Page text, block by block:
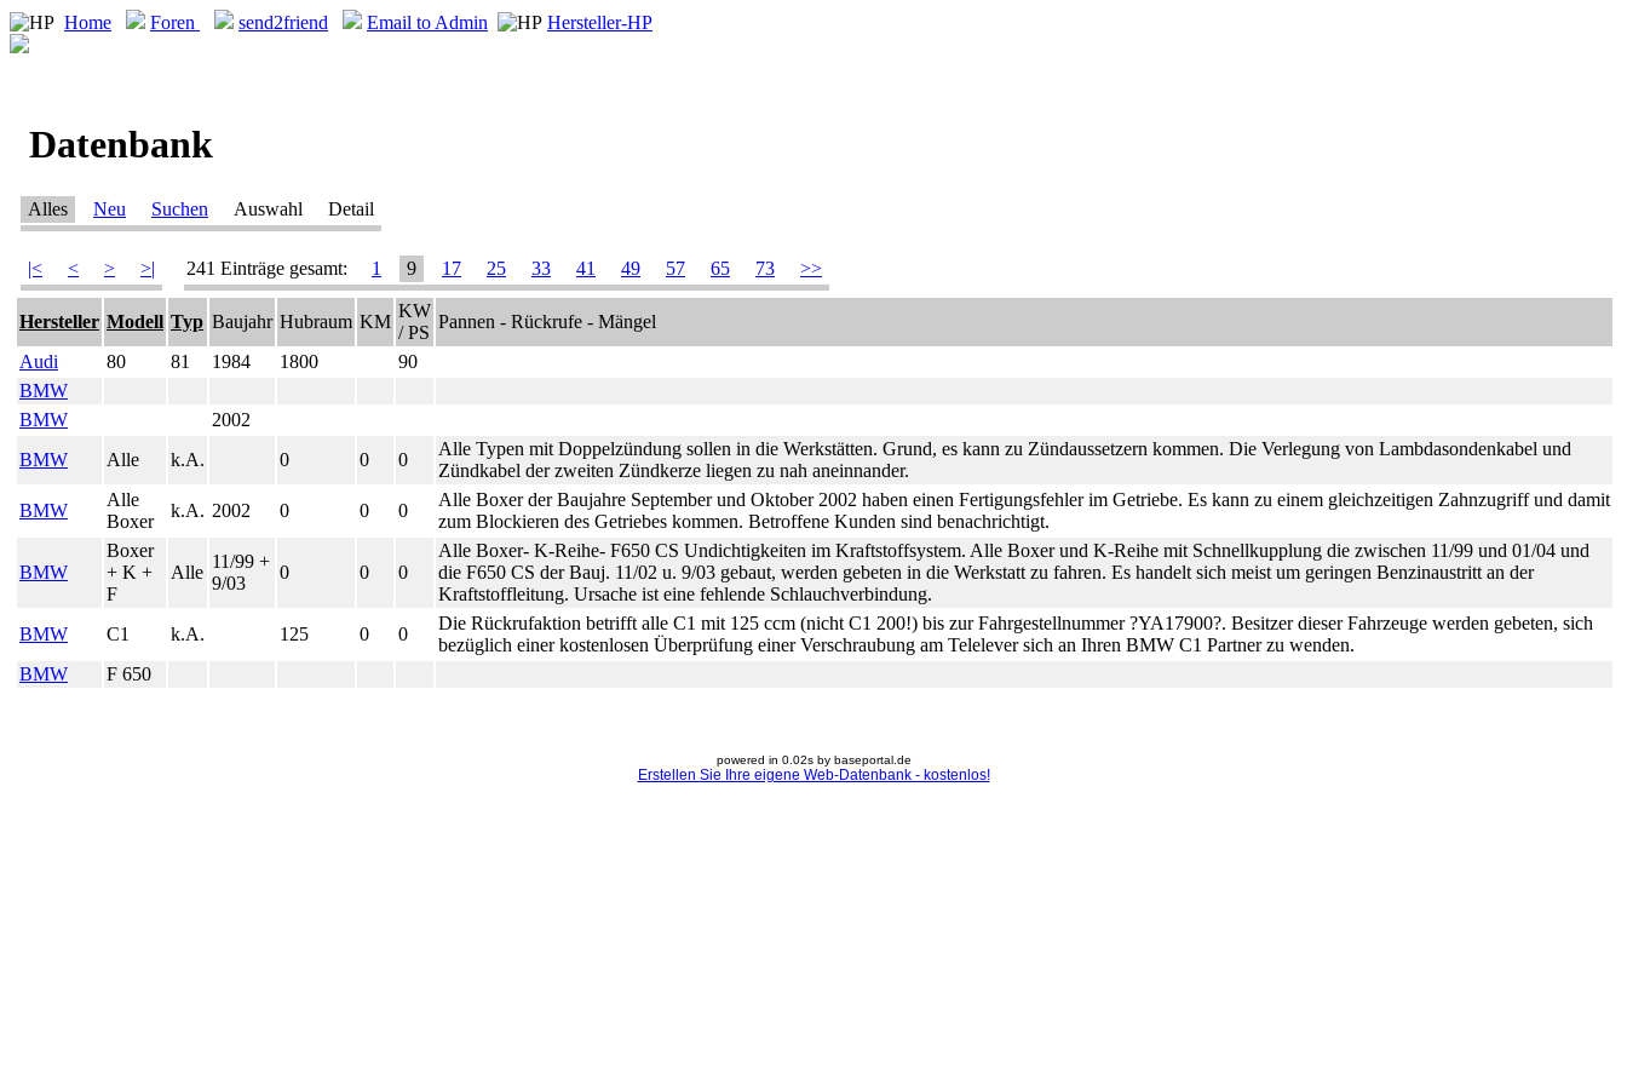
Home Foren send2friend Email to Admin Hersteller-HP
Datenbank
Alles Neu Suchen Auswahl Detail
|< < > >| 241 Einträge gesamt: 1 9 17 25 33 41 49 57 65 73 >>
Hersteller Modell Typ Baujahr Hubraum KM
KW
/ PS
Pannen - Rückrufe - Mängel
Audi
80 81 1984 1800
90
BMW
BMW
2002
BMW
Alle k.A. 0 0 0
Alle Typen mit Doppelzündung sollen in die Werkstätten. Grund, es kann zu Zündaussetzern kommen. Die Verlegung von Lambdasondenkabel und
Zündkabel der zweiten Zündkerze liegen zu nah aneinnander.
BMW
Alle
Boxer
k.A. 2002 0 0 0
Alle Boxer der Baujahre September und Oktober 2002 haben einen Fertigungsfehler im Getriebe. Es kann zu einem gleichzeitigen Zahnzugriff und damit
zum Blockieren des Getriebes kommen. Betroffene Kunden sind benachrichtigt.
BMW
Boxer
+ K +
F
Alle
11/99 +
9/03
0 0 0
Alle Boxer- K-Reihe- F650 CS Undichtigkeiten im Kraftstoffsystem. Alle Boxer und K-Reihe mit Schnellkupplung die zwischen 11/99 und 01/04 und
die F650 CS der Bauj. 11/02 u. 9/03 gebaut, werden gebeten in die Werkstatt zu fahren. Es handelt sich meist um geringen Benzinaustritt an der
Kraftstoffleitung. Ursache ist eine fehlende Schlauchverbindung.
BMW
C1 k.A. 125 0 0
Die Rückrufaktion betrifft alle C1 mit 125 ccm (nicht C1 200!) bis zur Fahrgestellnummer ?YA17900?. Besitzer dieser Fahrzeuge werden gebeten, sich
bezüglich einer kostenlosen Überprüfung einer Verschraubung am Telelever sich an Ihren BMW C1 Partner zu wenden.
BMW
F 650
powered in 0.02s by baseportal.de
Erstellen Sie Ihre eigene Web-Datenbank - kostenlos!